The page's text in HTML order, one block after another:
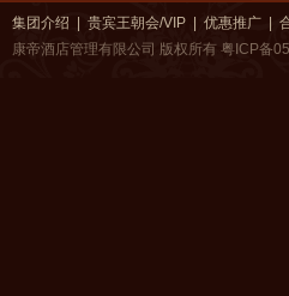
集团介绍 贵宾王朝会/VIP 优惠推广
康帝酒店管理有限公司 版权所有 粤ICP备